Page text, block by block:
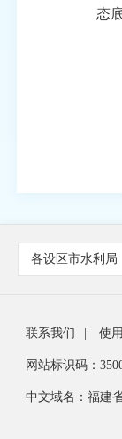
态
各设区市水利局
联系我们 使
网站标识码：
中文域名：福建